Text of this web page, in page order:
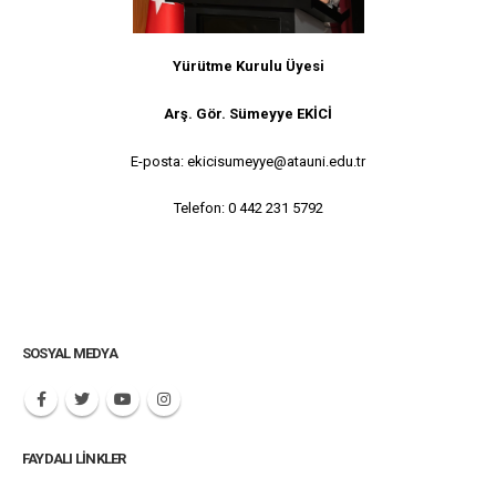
Yürütme Kurulu Üyesi
Arş. Gör. Sümeyye EKİCİ
E-posta: ekicisumeyye@atauni.edu.tr
Telefon: 0 442 231 5792
SOSYAL MEDYA
FAYDALI LINKLER